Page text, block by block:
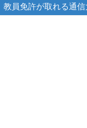
教員免許が取れる通